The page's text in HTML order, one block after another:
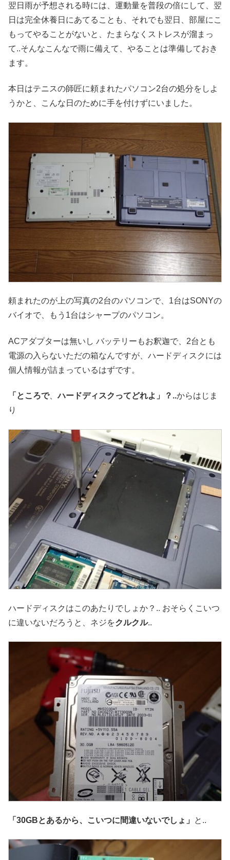
翌日雨が予想される時には、運動量を普段の倍にして、翌
日は完全休養日にあてることも、それでも翌日、部屋にこ
もってやることがないと、たまらなくストレスが溜まっ
て..そんなこんなで雨に備えて、やることは準備しておき
ます。
本日はテニスの師匠に頼まれたパソコン2台の処分をしよ
うかと、こんな日のために手を付けずにいました。
頼まれたのが上の写真の2台のパソコンで、1台はSONYの
バイオで、もう1台はシャープのパソコン。
ACアダプターは無いし バッテリーもお釈迦で、2台とも
電源の入らないただの箱なんですが、ハードディスクには
個人情報が詰まっているはずです。
「ところで、ハードディスクってどれよ」？..からはじま
り
ハードディスクはこのあたりでしょか？.. おそらくこいつ
に違いないだろうと、ネジをクルクル..
「30GBとあるから、こいつに間違いないでしょ」 と..